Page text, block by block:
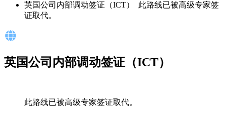
英国公司内部调动签证（ICT） ‍ 此路线已被高级专家签
证取代。 ‍
英国公司内部调动签证（ICT）
此路线已被高级专家签证取代。